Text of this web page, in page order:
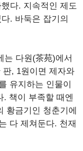
다. 지속적인 제도
. 바둑은 잡기의
는 다원(茶苑)에서
, 1원이면 제자와
유지하는 인물이
. 책이 부족할 때엔
황금기인 청춘기에
다 제쳐둔다. 천재